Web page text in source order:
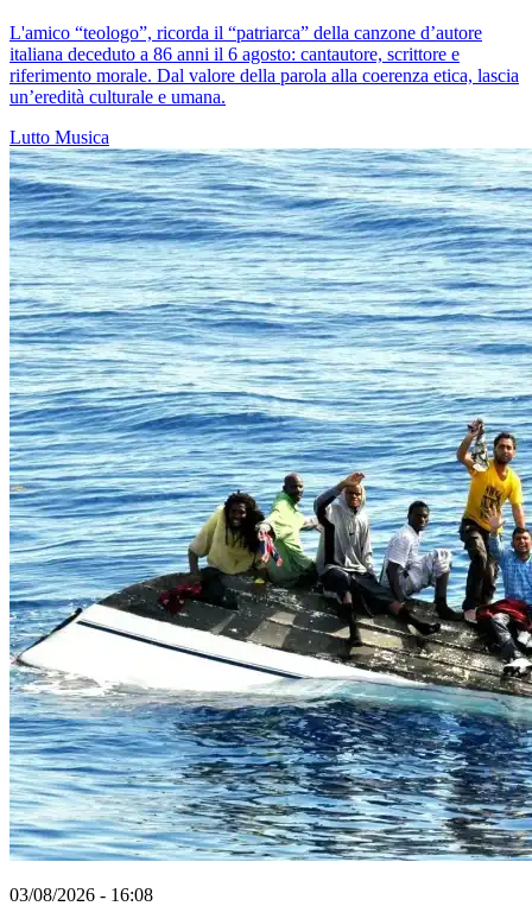
L'amico “teologo”, ricorda il “patriarca” della canzone d’autore
italiana deceduto a 86 anni il 6 agosto: cantautore, scrittore e
riferimento morale. Dal valore della parola alla coerenza etica, lascia
un’eredità culturale e umana.
Lutto Musica
03/08/2026 - 16:08